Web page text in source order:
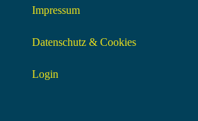
Impressum
Datenschutz & Cookies
Login